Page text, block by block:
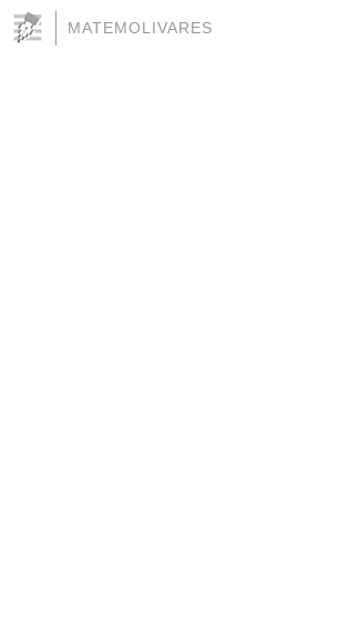
MATEMOLIVARES